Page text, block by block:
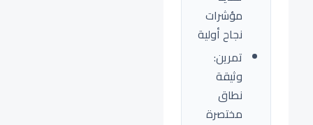
مؤشرات
نجاح أولية
تمرين:
وثيقة
نطاق
مختصرة